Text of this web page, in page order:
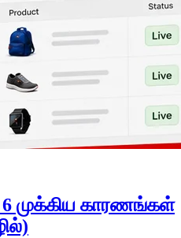
முக்கிய காரணங்கள்